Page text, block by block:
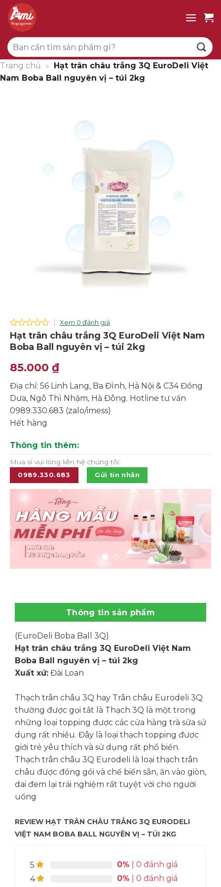
qua
dung
Tìm
kiếm:
Trang chủ » Hạt trân châu trắng 3Q EuroDeli Việt
Nam Boba Ball nguyên vị – túi 2kg
0
out
of
Xem 0 đánh giá
Hạt trân châu trắng 3Q EuroDeli Việt Nam
Boba Ball nguyên vị – túi 2kg
85.000 ₫
Địa chỉ: 56 Linh Lang, Ba Đình, Hà Nội & C34 Đồng
Dưa, Ngô Thì Nhậm, Hà Đông. Hotline tư vấn
0989.330.683 (zalo/imess)
Hết hàng
Thông tin thêm:
Mua sỉ vui lòng liên hệ chúng tôi:
0989.330.683 Gửi tin nhắn
Thông tin sản phẩm
(EuroDeli Boba Ball 3Q)
Hạt trân châu trắng 3Q EuroDeli Việt Nam
Boba Ball nguyên vị – túi 2kg
Xuất xứ:Đài Loan
Thạch trân châu 3Q hay Trân châu Eurodeli 3Q
thường được gọi tắt là Thạch 3Q là một trong
những loại topping được các cửa hàng trà sữa sử
dụng rất nhiều. Đây là loại thạch topping được
giới trẻ yêu thích và sử dụng rất phổ biến.
Thạch trân châu 3Q Eurodeli là loại thạch trân
châu được đóng gói và chế biến sẵn, ăn vào giòn,
dai đem lại trải nghiệm rất tuyệt vời cho người
uống
REVIEW HẠT TRÂN CHÂU TRẮNG 3Q EURODELI
VIỆT NAM BOBA BALL NGUYÊN VỊ – TÚI 2KG
5 0% | 0 đánh giá
4
0% | 0 đánh giá